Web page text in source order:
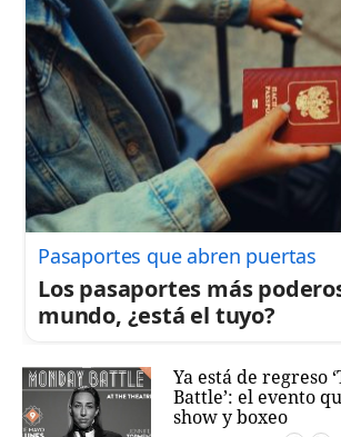
Pasaportes que abren puertas
Los pasaportes más
mundo, ¿está el tuyo?
Ya está de regreso
Battle’: el evento
show y boxeo